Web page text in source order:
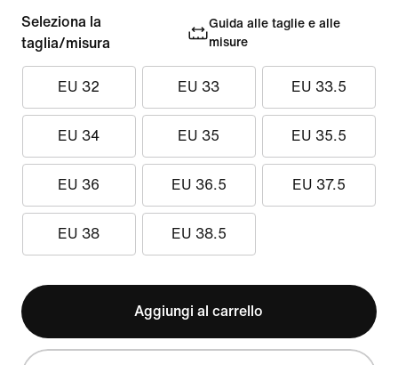
Seleziona la
taglia/misura
Guida alle taglie e alle
misure
EU 32 EU 33 EU 33.5
EU 34 EU 35 EU 35.5
EU 36 EU 36.5 EU 37.5
EU 38 EU 38.5
Aggiungi al carrello